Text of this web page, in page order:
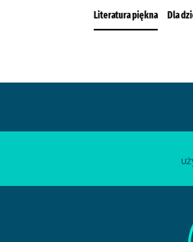
Literatura piękna Dla